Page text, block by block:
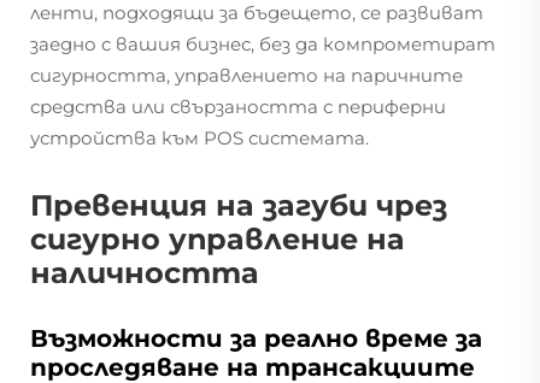
ленти, подходящи за бъдещето, се развиват
заедно с вашия бизнес, без да компрометират
сигурността, управлението на паричните
средства или свързаността с периферни
устройства към POS системата.
Превенция на загуби чрез
сигурно управление на
наличността
Възможности за реално време за
проследяване на трансакциите